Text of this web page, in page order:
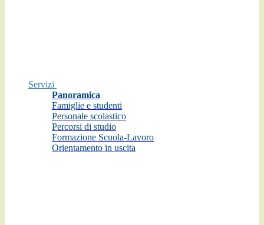
Servizi
Panoramica
Famiglie e studenti
Personale scolastico
Percorsi di studio
Formazione Scuola-Lavoro
Orientamento in uscita